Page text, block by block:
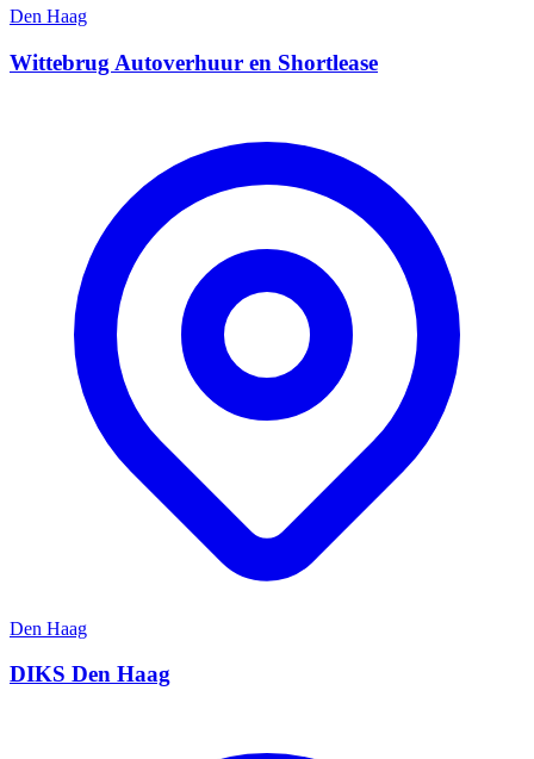
Den Haag
Wittebrug Autoverhuur en Shortlease
Den Haag
DIKS Den Haag